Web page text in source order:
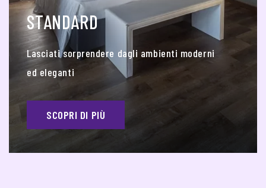
STANDARD
Lasciati sorprendere dagli ambienti moderni
ed eleganti
SCOPRI DI PIÙ